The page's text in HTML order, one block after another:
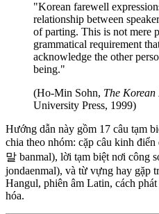
"Korean farewell
relationship between
of parting. This is not mere
grammatical requirement
acknowledge the other
being."
(Ho-Min Sohn, The Korean
University Press, 1999)
Hướng dẫn này gồm 17 câu tạm
chia theo nhóm: cặp câu kinh
말 banmal), lời tạm biệt nơi công
jondaenmal), và từ vựng hay gặp
Hangul, phiên âm Latin, cách
hóa.